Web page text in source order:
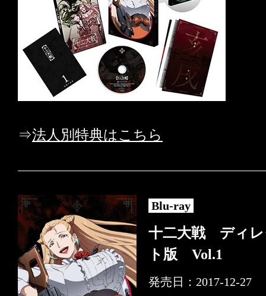
⇒法人別特典はこちら
Blu-ray
十二大戦 ディレ
ト版 Vol.1
発売日：2017-12-27